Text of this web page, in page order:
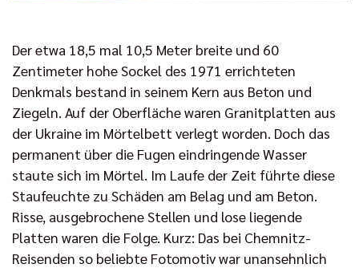
Der etwa 18,5 mal 10,5 Meter breite und 60
Zentimeter hohe Sockel des 1971 errichteten
Denkmals bestand in seinem Kern aus Beton und
Ziegeln. Auf der Oberfläche waren Granitplatten aus
der Ukraine im Mörtelbett verlegt worden. Doch das
permanent über die Fugen eindringende Wasser
staute sich im Mörtel. Im Laufe der Zeit führte diese
Staufeuchte zu Schäden am Belag und am Beton.
Risse, ausgebrochene Stellen und lose liegende
Platten waren die Folge. Kurz: Das bei Chemnitz-
Reisenden so beliebte Fotomotiv war unansehnlich